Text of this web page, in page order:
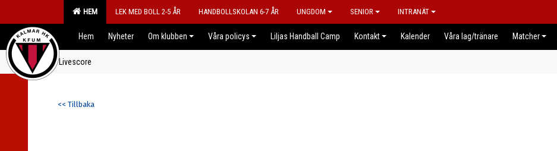
HEM LEK MED BOLL 2-5 ÅR HANDBOLLSKOLAN 6-7 ÅR UNGDOM SENIOR INTRANÄT
Hem Nyheter Om klubben Våra policys Liljas Handball Camp Kontakt Kalender Våra lag/tränare Matcher
Livescore
<< Tillbaka